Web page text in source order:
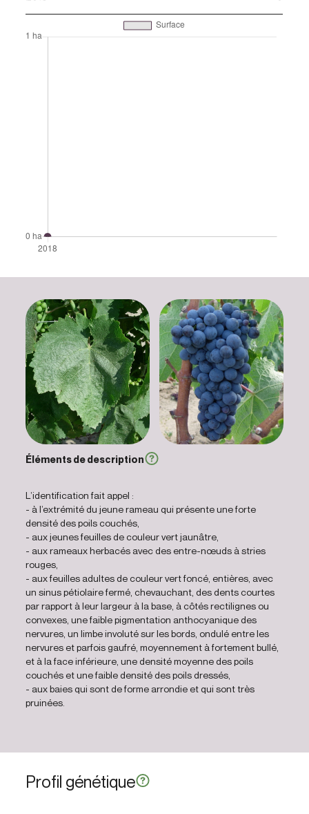
Éléments de description
L’identification fait appel :
- à l’extrémité du jeune rameau qui présente une forte
densité des poils couchés,
- aux jeunes feuilles de couleur vert jaunâtre,
- aux rameaux herbacés avec des entre-nœuds à stries
rouges,
- aux feuilles adultes de couleur vert foncé, entières, avec
un sinus pétiolaire fermé, chevauchant, des dents courtes
par rapport à leur largeur à la base, à côtés rectilignes ou
convexes, une faible pigmentation anthocyanique des
nervures, un limbe involuté sur les bords, ondulé entre les
nervures et parfois gaufré, moyennement à fortement bullé,
et à la face inférieure, une densité moyenne des poils
couchés et une faible densité des poils dressés,
- aux baies qui sont de forme arrondie et qui sont très
pruinées.
Profil génétique